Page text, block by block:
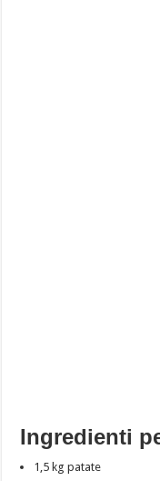
Ingredienti
1,5 kg patate